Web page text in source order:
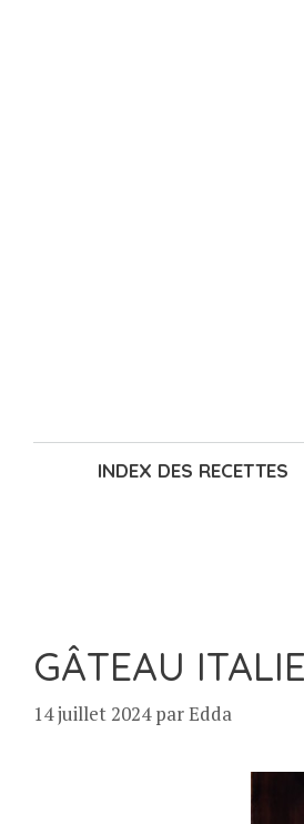
INDEX DES RECETTES
GÂTEAU
14 juillet 2024 parEdda